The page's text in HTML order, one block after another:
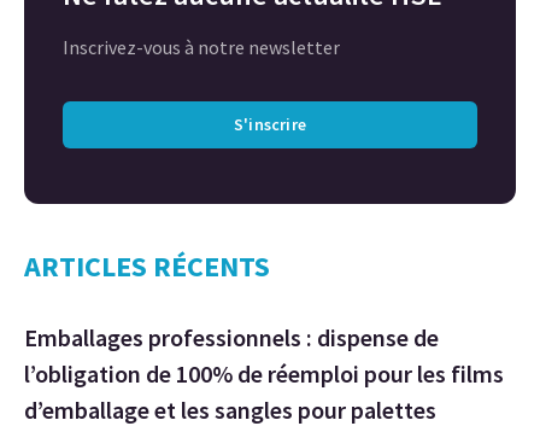
Inscrivez-vous à notre newsletter
S'inscrire
ARTICLES RÉCENTS
Emballages professionnels : dispense de
l’obligation de 100% de réemploi pour les films
d’emballage et les sangles pour palettes